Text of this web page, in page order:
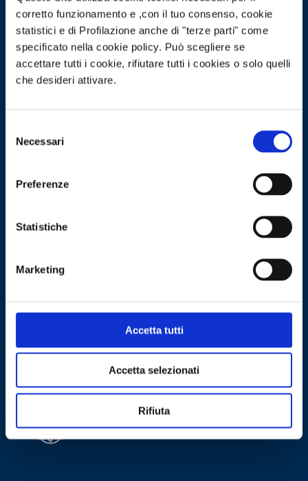
corretto funzionamento e ,con il tuo consenso, cookie
statistici e di Profilazione anche di "terze parti" come
specificato nella cookie policy. Può scegliere se
accettare tutti i cookie, rifiutare tutti i cookies o solo quelli
che desideri attivare.
delNecessari
Preferenze
Statistiche
Marketing
Accetta tutti
Accetta selezionati
Rifiuta
pulsante
riabilitativo
Partner d’eccellenza: